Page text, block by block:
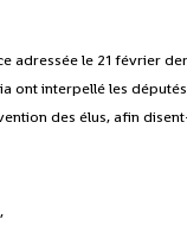
adressée le 21 février
ont interpellé les
des élus, afin